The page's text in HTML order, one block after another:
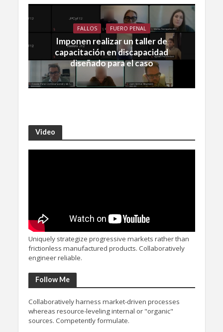
FALLOS FUERO PENAL
Imponen realizar un taller de
capacitación en discapacidad
diseñado para el caso
Video
Uniquely strategize progressive markets rather than
frictionless manufactured products. Collaboratively
engineer reliable.
Follow Me
Collaboratively harness market-driven processes
whereas resource-leveling internal or "organic"
sources. Competently formulate.